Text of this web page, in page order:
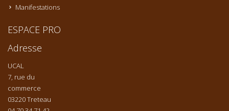
Manifestations
ESPACE PRO
Adresse
UCAL
7, rue du
commerce
03220 Treteau